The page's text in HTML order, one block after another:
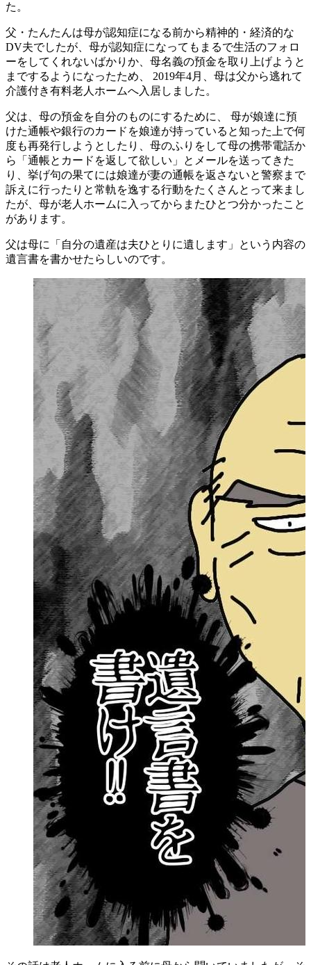
た。
父・たんたんは母が認知症になる前から精神的・経済的な
DV夫でしたが、母が認知症になってもまるで生活のフォロ
ーをしてくれないばかりか、母名義の預金を取り上げようと
までするようになったため、 2019年4月、母は父から逃れて
介護付き有料老人ホームへ入居しました。
父は、母の預金を自分のものにするために、 母が娘達に預
けた通帳や銀行のカードを娘達が持っていると知った上で何
度も再発行しようとしたり、母のふりをして母の携帯電話か
ら「通帳とカードを返して欲しい」とメールを送ってきた
り、挙げ句の果てには娘達が妻の通帳を返さないと警察まで
訴えに行ったりと常軌を逸する行動をたくさんとって来まし
たが、母が老人ホームに入ってからまたひとつ分かったこと
があります。
父は母に「自分の遺産は夫ひとりに遺します」という内容の
遺言書を書かせたらしいのです。